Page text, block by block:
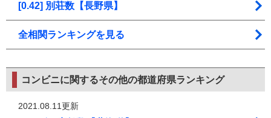
[0.42] 別荘数【長野県】
全相関ランキングを見る
コンビニに関するその他の都道府県ランキング
2021.08.11更新